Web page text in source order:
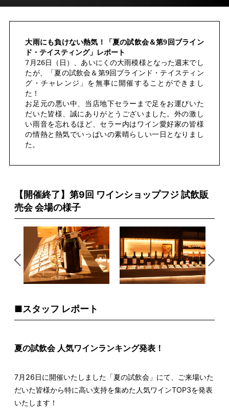
大雨にも負けない熱気！「夏の試飲会＆第9回ブライン
ド・テイスティング」レポート
7月26日（日）、あいにくの大雨模様となった週末でし
たが、「夏の試飲会＆第9回ブラインド・テイスティン
グ・チャレンジ」を無事に開催することができまし
た！
お足元の悪い中、当店地下セラーまで足をお運びいた
だいた皆様、誠にありがとうございました。外の激し
い雨音を忘れるほど、セラー内はワイン愛好家の皆様
の情熱と熱気でいっぱいの素晴らしい一日となりまし
た。
【開催終了】第9回 ワインショップフジ 試飲販
売会 会場の様子
■スタッフ レポート
夏の試飲会 人気ワインランキング発表！
7月26日に開催いたしました「夏の試飲会」にて、ご来場いた
だいた皆様から特に高い支持を集めた人気ワインTOP3を発表
いたします！